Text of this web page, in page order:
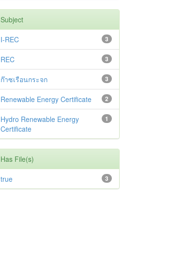
Subject
3
I-REC
3
REC
3
ก๊าซเรือนกระจก
2
Renewable Energy Certificate
1
Hydro Renewable Energy
Certificate
Has File(s)
3
true